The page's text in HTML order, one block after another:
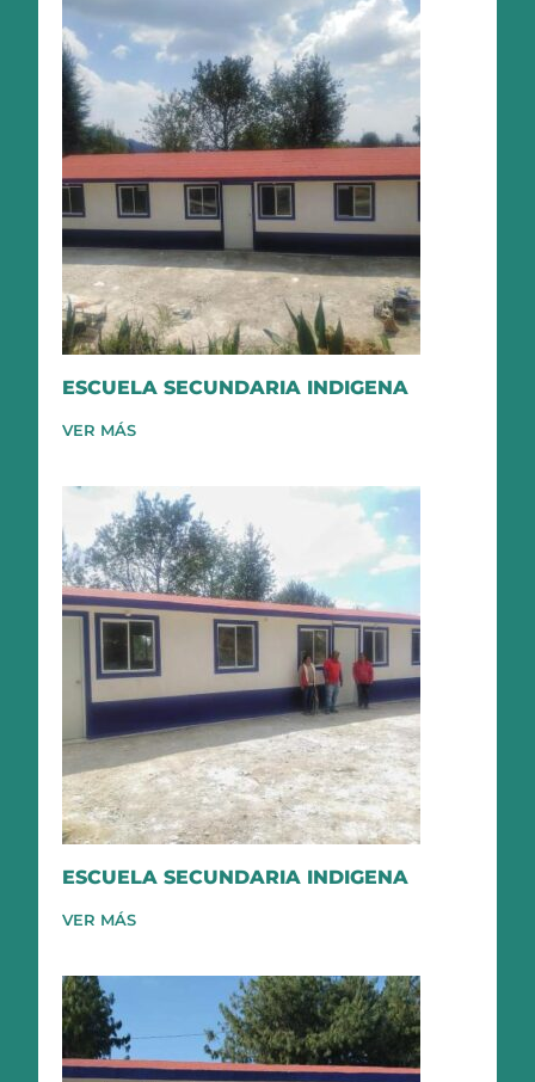
ESCUELA SECUNDARIA INDIGENA
VER MÁS
ESCUELA SECUNDARIA INDIGENA
VER MÁS